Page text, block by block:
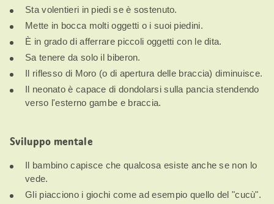
Sta volentieri in piedi se è sostenuto.
Mette in bocca molti oggetti o i suoi piedini.
È in grado di afferrare piccoli oggetti con le dita.
Sa tenere da solo il biberon.
Il riflesso di Moro (o di apertura delle braccia) diminuisce.
Il neonato è capace di dondolarsi sulla pancia stendendo
verso l'esterno gambe e braccia.
Sviluppo mentale
Il bambino capisce che qualcosa esiste anche se non lo
vede.
Gli piacciono i giochi come ad esempio quello del "cucù".